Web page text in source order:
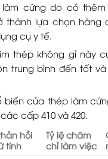
cứng do có
thành lựa chọn hàng
cụ y tế.
thép không gỉ này
trung bình đến tốt và
của thép làm
cấp 410 và 420.
hồi
tính
Tỷ lệ chăm
chỉ làm việc